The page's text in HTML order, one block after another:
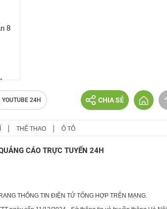
8
YOUTUBE 24H CHIA SẺ
THỂ THAO Ô TÔ
CÁO TRỰC TUYẾN 24H
THÔNG TIN ĐIỆN TỬ TỔNG HỢP TRÊN MẠNG.